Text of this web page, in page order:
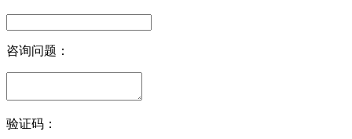
咨询问题：
验证码：